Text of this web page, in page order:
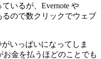
いるが、Evernote や
るので数クリックでウェブ
いっぱいになってしま
お金を払うほどのことでも